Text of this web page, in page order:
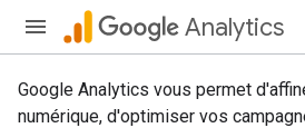
Analytics
Google Analytics vous permet
numérique, d'optimiser vos